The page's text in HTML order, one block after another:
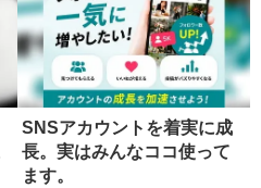
SNSアカウントを着実に成
長。実はみんなココ使って
ます。